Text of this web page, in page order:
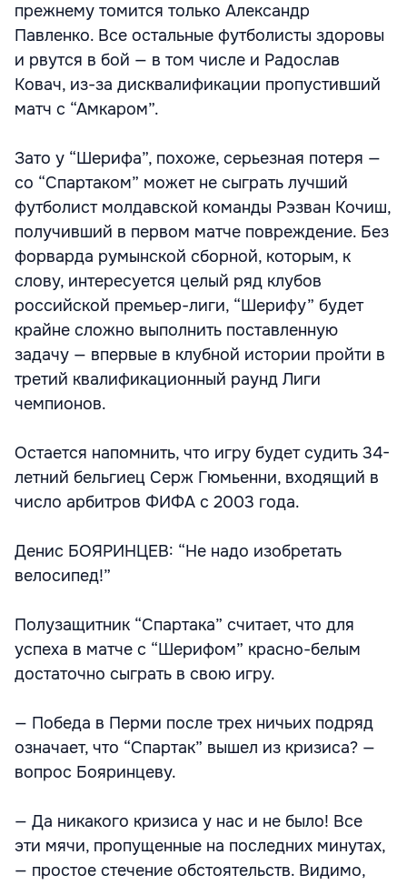
прежнему томится только Александр
Павленко. Все остальные футболисты здоровы
и рвутся в бой — в том числе и Радослав
Ковач, из-за дисквалификации пропустивший
матч с “Амкаром”.
Зато у “Шерифа”, похоже, серьезная потеря —
со “Спартаком” может не сыграть лучший
футболист молдавской команды Рэзван Кочиш,
получивший в первом матче повреждение. Без
форварда румынской сборной, которым, к
слову, интересуется целый ряд клубов
российской премьер-лиги, “Шерифу” будет
крайне сложно выполнить поставленную
задачу — впервые в клубной истории пройти в
третий квалификационный раунд Лиги
чемпионов.
Остается напомнить, что игру будет судить 34-
летний бельгиец Серж Гюмьенни, входящий в
число арбитров ФИФА с 2003 года.
Денис БОЯРИНЦЕВ: “Не надо изобретать
велосипед!”
Полузащитник “Спартака” считает, что для
успеха в матче с “Шерифом” красно-белым
достаточно сыграть в свою игру.
— Победа в Перми после трех ничьих подряд
означает, что “Спартак” вышел из кризиса? —
вопрос Бояринцеву.
— Да никакого кризиса у нас и не было! Все
эти мячи, пропущенные на последних минутах,
— простое стечение обстоятельств. Видимо,